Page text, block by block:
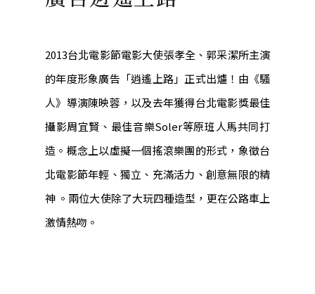
2013台北電影節電影大使張孝全、郭采潔所主演
的年度形象廣告「逍遙上路」正式出爐！由《騷
人》導演陳映蓉，以及去年獲得台北電影獎最佳
攝影周宜賢、最佳音樂Soler等原班人馬共同打
造。概念上以虛擬一個搖滾樂團的形式，象徵台
北電影節年輕、獨立、充滿活力、創意無限的精
神 。兩位大使除了大玩四種造型，更在公路車上
激情熱吻。